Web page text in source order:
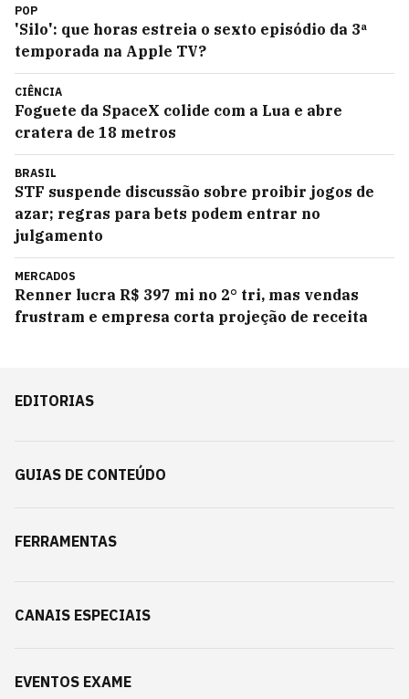
POP
'Silo': que horas estreia o sexto episódio da 3ª
temporada na Apple TV?
CIÊNCIA
Foguete da SpaceX colide com a Lua e abre
cratera de 18 metros
BRASIL
STF suspende discussão sobre proibir jogos de
azar; regras para bets podem entrar no
julgamento
MERCADOS
Renner lucra R$ 397 mi no 2° tri, mas vendas
frustram e empresa corta projeção de receita
EDITORIAS
GUIAS DE CONTEÚDO
FERRAMENTAS
CANAIS ESPECIAIS
EVENTOS EXAME